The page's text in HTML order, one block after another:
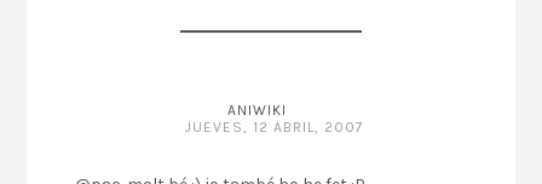
ANIWIKI
JUEVES, 12 ABRIL, 2007